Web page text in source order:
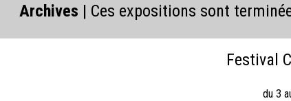
Archives | Ces expositions sont
Festival
du 3